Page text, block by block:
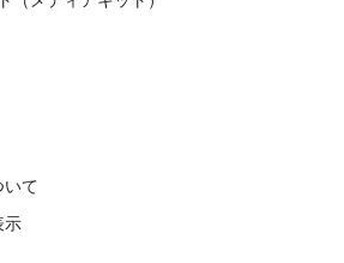
いて
示